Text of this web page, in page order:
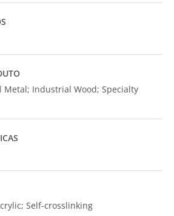
Metal; Industrial Wood; Specialty
Self-crosslinking